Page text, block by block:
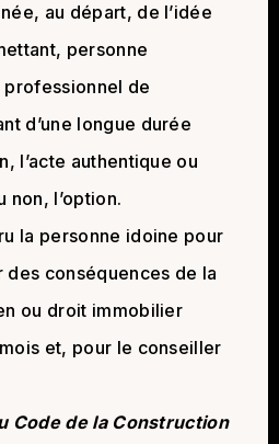
au départ, de l’idée
personne
professionnel de
d’une longue durée
l’acte authentique ou
l’option.
la personne idoine pour
conséquences de la
ou droit immobilier
et, pour le conseiller
Code de la Construction